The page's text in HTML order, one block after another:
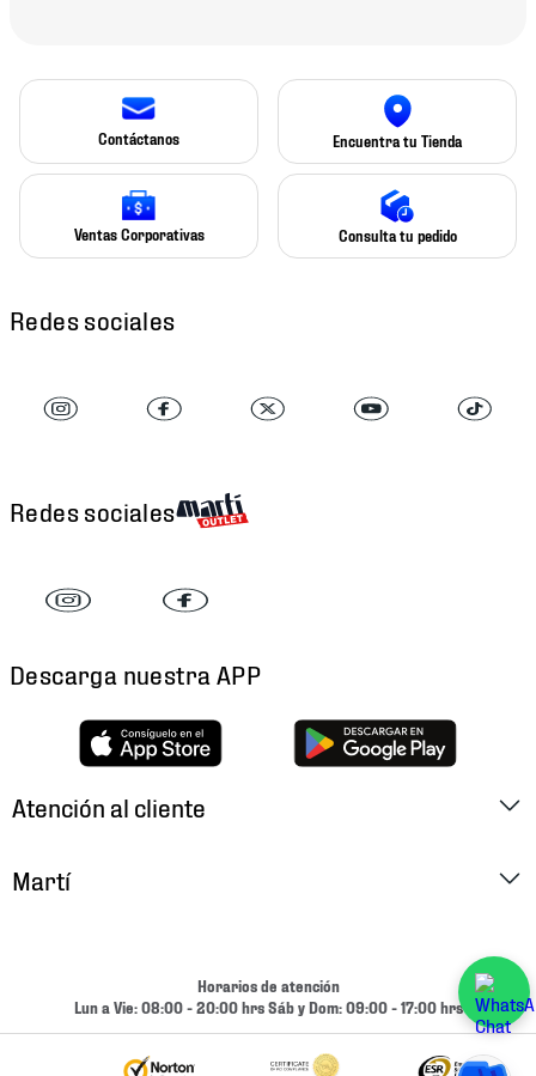
Contáctanos Encuentra tu Tienda
Ventas Corporativas Consulta tu pedido
Redes sociales
Redes sociales
Descarga nuestra APP
Atención al cliente
Cambios y Devoluciones
Martí
Horarios de atención
Lun a Vie: 08:00 - 20:00 hrs Sáb y Dom: 09:00 - 17:00 hrs